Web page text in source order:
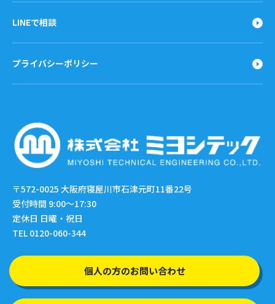
LINEで相談
プライバシーポリシー
〒572-0025 大阪府寝屋川市石津元町11番22号
受付時間 9:00〜17:30
定休日 日曜・祝日
TEL 0120-060-344
個人の方のお問い合わせ